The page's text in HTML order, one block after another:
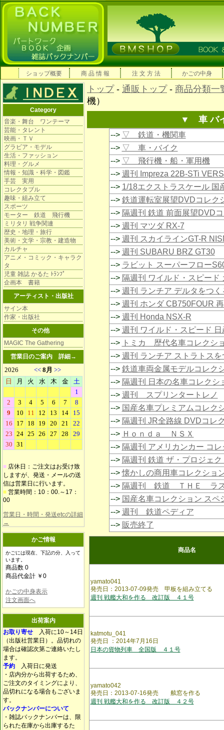
ショップ概要 商 品 情 報 注 文 方 法 かごの中身
Category
音楽・舞台 ワンテーマ
芸能・タレント
映画・ＴＶ
グラビア・モデル
生活・ファッション
料理・グルメ
情報・知識・科学・図鑑
手芸 実用
コレクタブル
趣味・組み立て
スポーツ
モーター 鉄道 飛行機
ミリタリ 戦争関連
歴史・地理・旅行
美術・文学・宗教・建造物
カルチャ
アニメ・コミック・キャラク
タ
児童 雑誌 かるた ﾄﾗﾝﾌﾟ
企画本 書籍
アーティスト・出版社
サイン本
作家・出版社
その他
MAGIC The Gathering
営業日のご案内 詳細→
■ 店休日：ご注文はお受け致
しますが、発送・メールの送
信は営業日に行います。
■ 営業時間：10：00.～17：
00
営業日・時間・発送etcの詳細
→
かご情報
かごには現在、下記の分、入って
います。
商品数 0
商品代金計 ￥0
かごの中身表示
注文画面へ
出荷案内
お取り寄せ 入荷に10～14日
（出版社営業日）。品切れの
場合は確認次第ご連絡いたし
ます。
予約 入荷日に発送
・店内分から出荷するため、
ご注文のタイミングにより、
品切れになる場合もございま
す。
バックナンバーについて
・雑誌バックナンバーは、限
られた在庫から出庫するた
トップ- 通販トップ- 商品分類一
機）
▼ 車 バ
--> ▽ 鉄道・機関車
--> ▽ 車・バイク
--> ▽ 飛行機・船・軍用機
--> 週刊 Impreza 22B-STi
--> 1/18エクストラスケール 国
--> 鉄道運転室展望DVDコレク
--> 隔週刊 鉄道 前面展望DVD
--> 週刊 マツダ RX-7
--> 週刊 スカイラインGT-R
--> 週刊 SUBARU BRZ GT30
--> ラビット スーパーフロー
--> 隔週刊 ワイルド・スピード
--> 週刊 ランチア デルタをつく
--> 週刊 ホンダ CB750FOUR
--> 週刊 Honda NSX-R
--> 週刊 ワイルド・スピード
--> トミカ 歴代名車コレクシ
--> 週刊 ランチア ストラトスを
--> 鉄道車両金属モデルコレク
--> 隔週刊 日本の名車コレクシ
--> 週刊 スプリンタートレノ
--> 国産名車プレミアムコレク
--> 隔週刊 JR全路線 DVDコレ
--> Ｈｏｎｄａ ＮＳＸ
--> 隔週刊 アメリカンカー コ
--> 隔週刊 鉄道 ザ・プロジェク
-->懐かしの商用車コレクショ
--> 隔週刊 鉄道 ＴＨＥ ラ
--> 国産名車コレクション スペ
--> 週刊 鉄道ペディア
--> 販売終了
商品名
yamato041
発売日：2013-07-09発売 甲板を組み立てる
週刊 戦艦大和を作る 改訂版 ４１号
katmotu_041
発売日 ：2014年7月16日
日本の貨物列車 全国版 ４１号
yamato042
発売日：2013-07-16発売 舷窓を作る
週刊 戦艦大和を作る 改訂版 ４２号